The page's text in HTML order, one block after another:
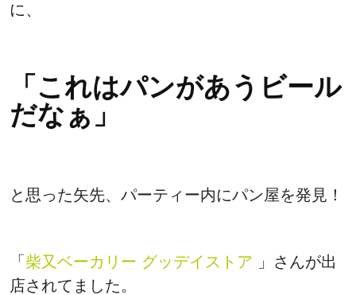
に、
「これはパンがあうビール
だなぁ」
と思った矢先、パーティー内にパン屋を発見！
「柴又ベーカリー グッデイストア
」さんが出
店されてました。